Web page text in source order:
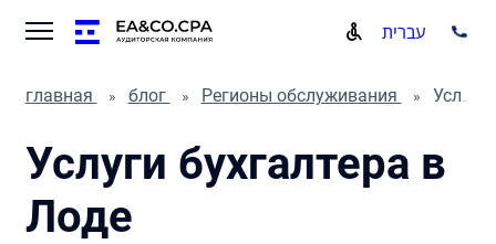
עברית
главная блог Регионы обслуживания Услуги бухгалтера в Лоде
Услуги бухгалтера в
Лоде